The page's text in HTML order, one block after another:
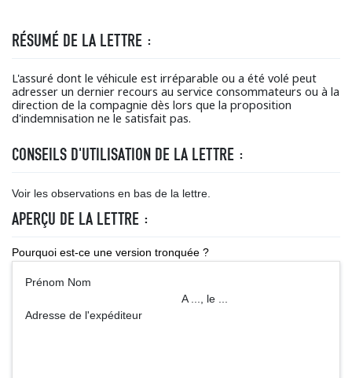
RÉSUMÉ DE LA LETTRE :
L'assuré dont le véhicule est irréparable ou a été volé peut
adresser un dernier recours au service consommateurs ou à la
direction de la compagnie dès lors que la proposition
d'indemnisation ne le satisfait pas.
CONSEILS D'UTILISATION DE LA LETTRE :
Voir les observations en bas de la lettre.
APERÇU DE LA LETTRE :
Pourquoi est-ce une version tronquée ?
Prénom Nom
A ..., le ...
Adresse de l'expéditeur